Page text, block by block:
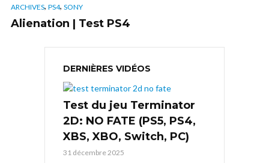
ARCHIVES, PS4, SONY
Alienation | Test PS4
DERNIÈRES VIDÉOS
Test du jeu Terminator
2D: NO FATE (PS5, PS4,
XBS, XBO, Switch, PC)
31 décembre 2025